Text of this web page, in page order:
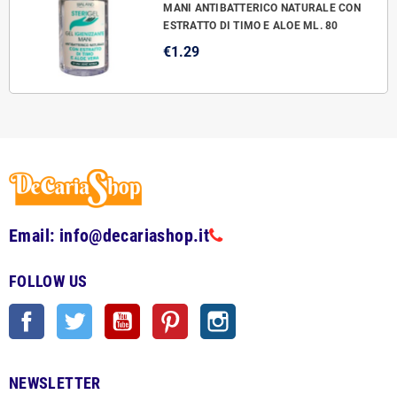
MANI ANTIBATTERICO NATURALE CON
ESTRATTO DI TIMO E ALOE ML. 80
€1.29
Email: info@decariashop.it
FOLLOW US
Facebook Twitter YouTube Pinterest
NEWSLETTER